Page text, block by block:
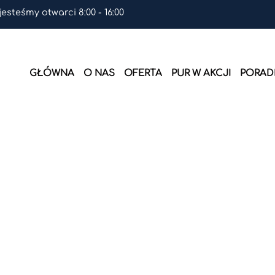
otwarci 8:00 - 16:00
GŁÓWNA O NAS OFERTA PUR W AKCJI